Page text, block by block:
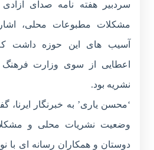
سردبیر هفته نامه صدای
مشکلات مطبوعات محلی،
آسیب های این حوزه داشت
اعطایی از سوی وزارت فرهنگ
نشریه بود.
‘محسن یاری’ به خبرنگار
وضعیت نشریات محلی و
دوستان و همکاران رسانه ای با